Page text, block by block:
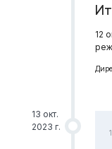
12
13 окт.
2023 г.